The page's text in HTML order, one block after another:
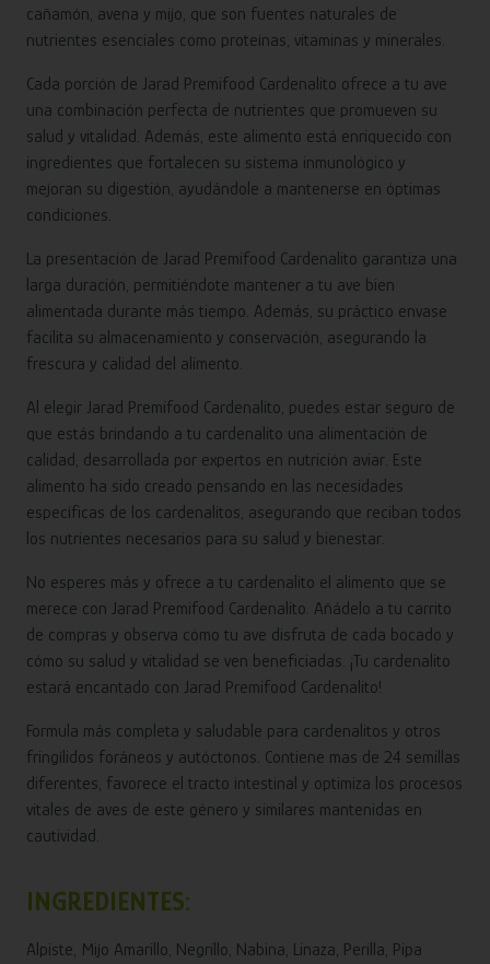
cañamón, avena y mijo, que son fuentes naturales de
nutrientes esenciales como proteínas, vitaminas y minerales.
Cada porción de Jarad Premifood Cardenalito ofrece a tu ave
una combinación perfecta de nutrientes que promueven su
salud y vitalidad. Además, este alimento está enriquecido con
ingredientes que fortalecen su sistema inmunológico y
mejoran su digestión, ayudándole a mantenerse en óptimas
condiciones.
La presentación de Jarad Premifood Cardenalito garantiza una
larga duración, permitiéndote mantener a tu ave bien
alimentada durante más tiempo. Además, su práctico envase
facilita su almacenamiento y conservación, asegurando la
frescura y calidad del alimento.
Al elegir Jarad Premifood Cardenalito, puedes estar seguro de
que estás brindando a tu cardenalito una alimentación de
calidad, desarrollada por expertos en nutrición aviar. Este
alimento ha sido creado pensando en las necesidades
específicas de los cardenalitos, asegurando que reciban todos
los nutrientes necesarios para su salud y bienestar.
No esperes más y ofrece a tu cardenalito el alimento que se
merece con Jarad Premifood Cardenalito. Añádelo a tu carrito
de compras y observa cómo tu ave disfruta de cada bocado y
cómo su salud y vitalidad se ven beneficiadas. ¡Tu cardenalito
estará encantado con Jarad Premifood Cardenalito!
Formula más completa y saludable para cardenalitos y otros
fringílidos foráneos y autóctonos. Contiene mas de 24 semillas
diferentes, favorece el tracto intestinal y optimiza los procesos
vitales de aves de este género y similares mantenidas en
cautividad.
INGREDIENTES:
Alpiste, Mijo Amarillo, Negrillo, Nabina, Linaza, Perilla, Pipa